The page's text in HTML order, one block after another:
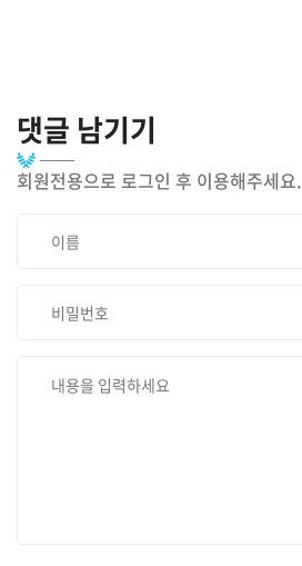
댓글 남기기
회원전용으로 로그인 후 이용해주세요.